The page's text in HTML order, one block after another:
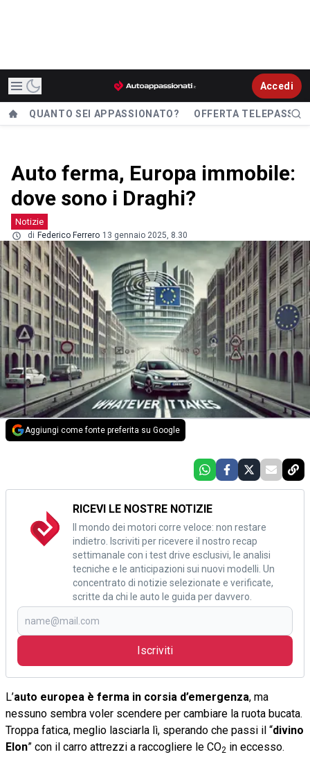
Accedi
QUANTO SEI APPASSIONATO? OFFERTA TELEPASS
Auto ferma, Europa immobile:
dove sono i Draghi?
Notizie
di Federico Ferrero 13 gennaio 2025, 8.30
Aggiungi come fonte preferita su Google
RICEVI LE NOSTRE NOTIZIE
Il mondo dei motori corre veloce: non restare
indietro. Iscriviti per ricevere il nostro recap
settimanale con i test drive esclusivi, le analisi
tecniche e le anticipazioni sui nuovi modelli. Un
concentrato di notizie selezionate e verificate,
scritte da chi le auto le guida per davvero.
Iscriviti
L’auto europea è ferma in corsia d’emergenza, ma
nessuno sembra voler scendere per cambiare la ruota bucata.
Troppa fatica, meglio lasciarla lì, sperando che passi il “divino
Elon” con il carro attrezzi a raccogliere le CO2 in eccesso.